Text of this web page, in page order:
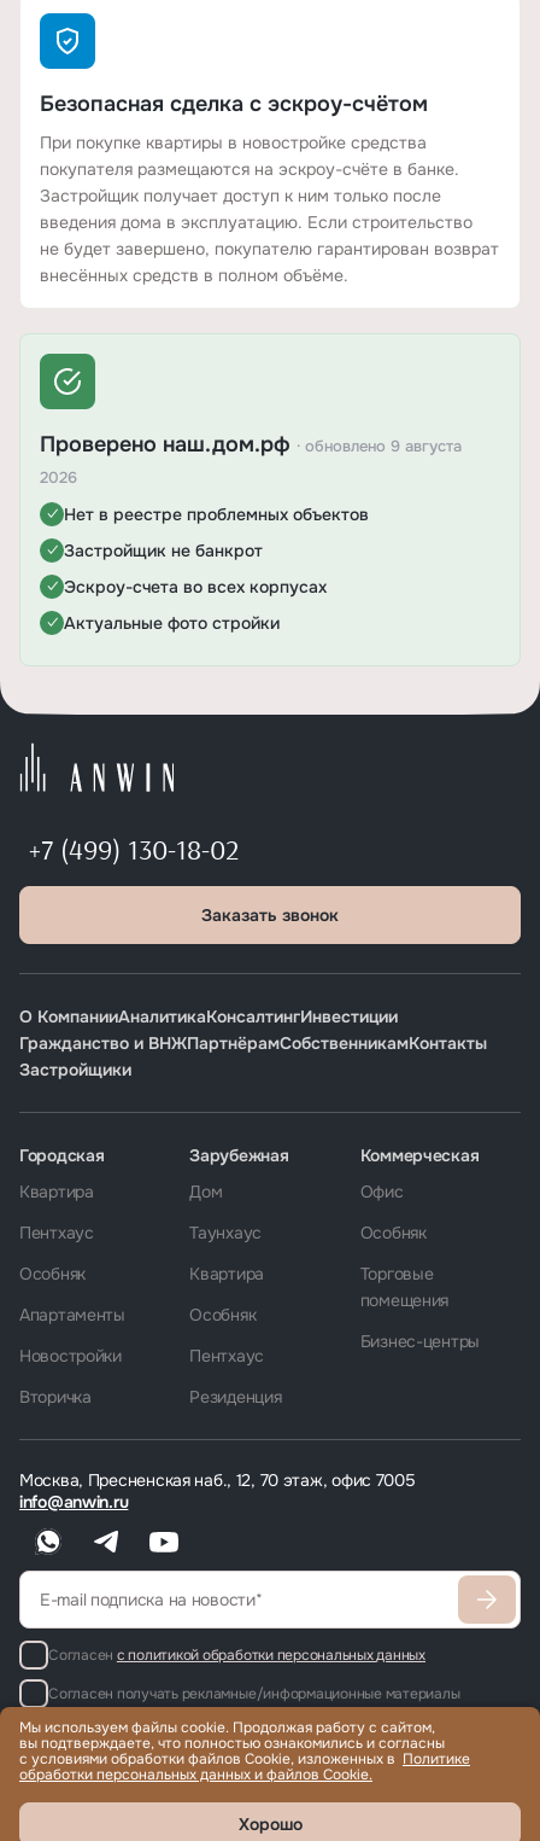
Безопасная сделка с эскроу-счётом
При покупке квартиры в новостройке средства
покупателя размещаются на эскроу-счёте в банке.
Застройщик получает доступ к ним только после
введения дома в эксплуатацию. Если строительство
не будет завершено, покупателю гарантирован возврат
внесённых средств в полном объёме.
Проверено наш.дом.рф · обновлено 9 августа
2026
✓ Нет в реестре проблемных объектов
✓ Застройщик не банкрот
✓ Эскроу-счета во всех корпусах
✓ Актуальные фото стройки
+7 (499) 130-18-02
Заказать звонок
О КомпанииАналитикаКонсалтингИнвестиции
Гражданство и ВНЖПартнёрамСобственникамКонтакты
Застройщики
Москва, Пресненская наб., 12, 70 этаж, офис 7005
info@anwin.ru
Согласен с политикой обработки персональных данных
Согласен получать рекламные/информационные материалы
Городская
Квартира
Пентхаус
Особняк
Апартаменты
Новостройки
Вторичка
Зарубежная
Дом
Таунхаус
Квартира
Особняк
Пентхаус
Резиденция
Коммерческая
Офис
Особняк
Торговые
помещения
Бизнес-центры
Продажа и аренда элитной недвижимости по всему миру, помощь
© 2022-2026 Международная компания Anwin
Мы используем файлы cookie. Продолжая работу с сайтом,
вы подтверждаете, что полностью ознакомились и согласны
с условиями обработки файлов Cookie, изложенных в Политике
обработки персональных данных и файлов Cookie.
Хорошо